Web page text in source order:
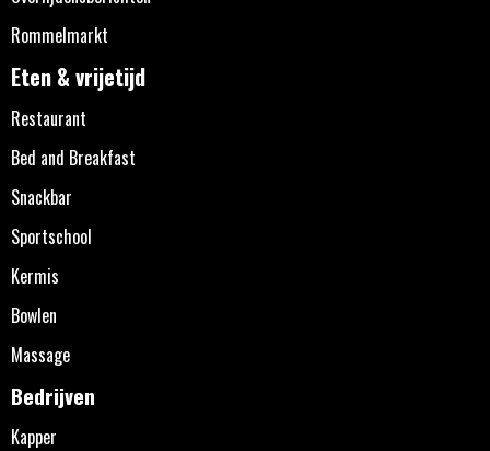
Rommelmarkt
Eten & vrijetijd
Restaurant
Bed and Breakfast
Snackbar
Sportschool
Kermis
Bowlen
Massage
Bedrijven
Kapper